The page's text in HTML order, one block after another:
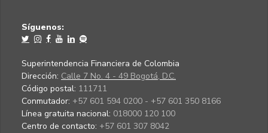
Síguenos:
Superintendencia Financiera de Colombia
Dirección: Calle 7 No. 4 - 49 Bogotá, D.C.
Código postal: 111711
Conmutador: +57 601 594 0200 - +57 601 350 8166
Línea gratuita nacional: 018000 120 100
Centro de contacto: +57 601 307 8042